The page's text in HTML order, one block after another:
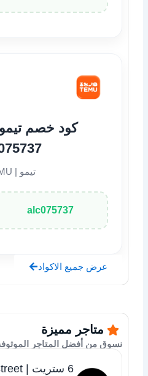
كود خصم
تيمو | TEMU
alc075737
عرض جميع الاكواد
متاجر مميزة
نسوق من أفضل المتاجر
6 ستريت | 6Thstreet